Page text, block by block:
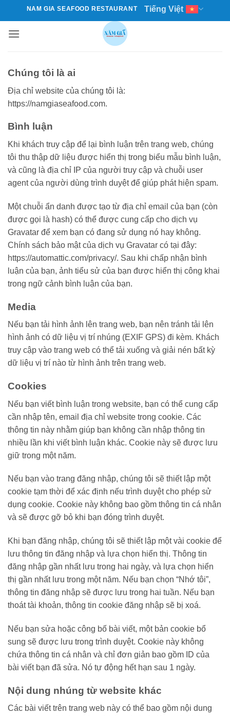
Bỏ
qua
NAM GIA SEAFOOD RESTAURANT Tiếng Việt
Chúng tôi là ai
Địa chỉ website của chúng tôi là:
https://namgiaseafood.com.
Bình luận
Khi khách truy cập để lại bình luận trên trang web, chúng
tôi thu thập dữ liệu được hiển thị trong biểu mẫu bình luận,
và cũng là địa chỉ IP của người truy cập và chuỗi user
agent của người dùng trình duyệt để giúp phát hiện spam.
Một chuỗi ẩn danh được tạo từ địa chỉ email của bạn (còn
được gọi là hash) có thể được cung cấp cho dịch vụ
Gravatar để xem bạn có đang sử dụng nó hay không.
Chính sách bảo mật của dịch vụ Gravatar có tại đây:
https://automattic.com/privacy/. Sau khi chấp nhận bình
luận của bạn, ảnh tiểu sử của bạn được hiển thị công khai
trong ngữ cảnh bình luận của bạn.
Media
Nếu bạn tải hình ảnh lên trang web, bạn nên tránh tải lên
hình ảnh có dữ liệu vị trí nhúng (EXIF GPS) đi kèm. Khách
truy cập vào trang web có thể tải xuống và giải nén bất kỳ
dữ liệu vị trí nào từ hình ảnh trên trang web.
Cookies
Nếu bạn viết bình luận trong website, bạn có thể cung cấp
cần nhập tên, email địa chỉ website trong cookie. Các
thông tin này nhằm giúp bạn không cần nhập thông tin
nhiều lần khi viết bình luận khác. Cookie này sẽ được lưu
giữ trong một năm.
Nếu bạn vào trang đăng nhập, chúng tôi sẽ thiết lập một
cookie tạm thời để xác định nếu trình duyệt cho phép sử
dụng cookie. Cookie này không bao gồm thông tin cá nhân
và sẽ được gỡ bỏ khi bạn đóng trình duyệt.
Khi bạn đăng nhập, chúng tôi sẽ thiết lập một vài cookie để
lưu thông tin đăng nhập và lựa chọn hiển thị. Thông tin
đăng nhập gần nhất lưu trong hai ngày, và lựa chọn hiển
thị gần nhất lưu trong một năm. Nếu bạn chọn “Nhớ tôi”,
thông tin đăng nhập sẽ được lưu trong hai tuần. Nếu bạn
thoát tài khoản, thông tin cookie đăng nhập sẽ bị xoá.
Nếu bạn sửa hoặc công bố bài viết, một bản cookie bổ
sung sẽ được lưu trong trình duyệt. Cookie này không
chứa thông tin cá nhân và chỉ đơn giản bao gồm ID của
bài viết bạn đã sửa. Nó tự động hết hạn sau 1 ngày.
Nội dung nhúng từ website khác
Các bài viết trên trang web này có thể bao gồm nội dung